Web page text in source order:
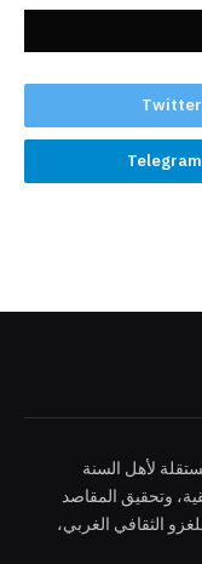
Twitter
Telegram
لأهل السنة
وتحقيق المقاصد
الثقافي الغربي،